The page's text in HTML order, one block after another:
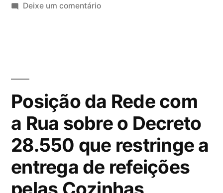
e
Deixe um comentárioem
e
Segurança
Alimentar
e
Nutricional
Posição da Rede com
a Rua sobre o Decreto
28.550 que restringe a
entrega de refeições